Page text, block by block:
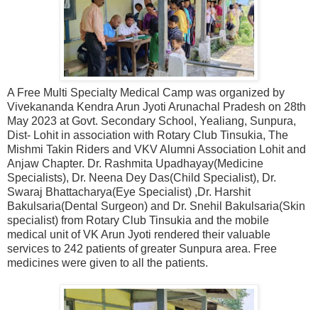
A Free Multi Specialty Medical Camp was organized by
Vivekananda Kendra Arun Jyoti Arunachal Pradesh on 28th
May 2023 at Govt. Secondary School, Yealiang, Sunpura,
Dist- Lohit in association with Rotary Club Tinsukia, The
Mishmi Takin Riders and VKV Alumni Association Lohit and
Anjaw Chapter. Dr. Rashmita Upadhayay(Medicine
Specialists), Dr. Neena Dey Das(Child Specialist), Dr.
Swaraj Bhattacharya(Eye Specialist) ,Dr. Harshit
Bakulsaria(Dental Surgeon) and Dr. Snehil Bakulsaria(Skin
specialist) from Rotary Club Tinsukia and the mobile
medical unit of VK Arun Jyoti rendered their valuable
services to 242 patients of greater Sunpura area. Free
medicines were given to all the patients.